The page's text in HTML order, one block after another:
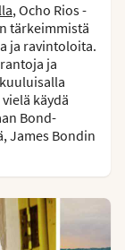
, Ocho Rios -
tärkeimmistä
ja ravintoloita.
ja
käydä
Bond-
James Bondin